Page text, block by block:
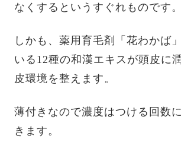
なくするというすぐれものです。
しかも、薬用育毛剤「花わかば
いる12種の和漢エキスが頭皮に
皮環境を整えます。
薄付きなので濃度はつける回数
きます。